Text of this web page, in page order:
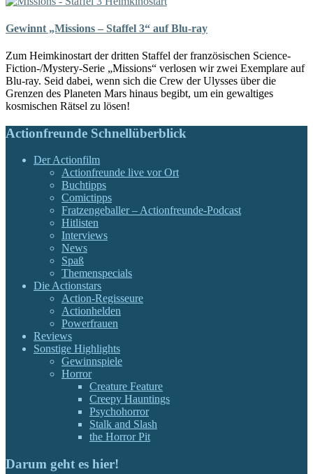
Gewinnt „Missions – Staffel 3“ auf Blu-ray
Zum Heimkinostart der dritten Staffel der französischen Science-
Fiction-/Mystery-Serie „Missions“ verlosen wir zwei Exemplare auf
Blu-ray. Seid dabei, wenn sich die Crew der Ulysses über die
Grenzen des Planeten Mars hinaus begibt, um ein gewaltiges
kosmischen Rätsel zu lösen!
Actionfreunde Schnellüberblick
Der Actionfilm
Actionfreunde live vor Ort
Buchtipps
Comictipps
Fratzengeballer – Actionfreunde-Podcast
Hitlisten
Interviews
News
Spaß
Themenspecials
Die Actionstars
Action-Regisseure
Actionhelden
Powerfrauen
Reviews
Sonstige Highlights
Gewinnspiele
Horror
Creature Feature
Creepy Hauntings
Psychohorror
Stalk and Slash
the Horror Pit
Darum geht es hier!